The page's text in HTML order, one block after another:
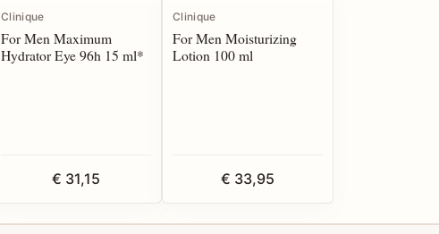
Clinique
For Men Maximum
Hydrator Eye 96h 15 ml*
€ 31,15
Clinique
For Men Moisturizing
Lotion 100 ml
€ 33,95